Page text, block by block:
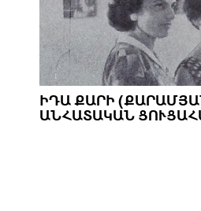
ԻԴԱ ՔԱՐԻ
ԱՆՀԱՏԱԿԱՆ